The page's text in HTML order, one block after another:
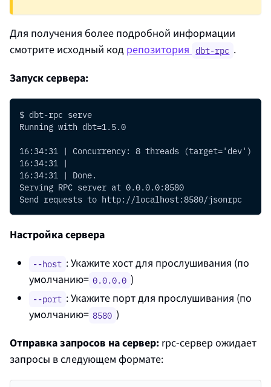
Для получения более подробной информации
смотрите исходный код репозитория dbt-rpc .
Запуск сервера:
$ dbt-rpc serve
Running with dbt=1.5.0
16:34:31 | Concurrency: 8 threads (target='dev')
16:34:31 |
16:34:31 | Done.
Serving RPC server at 0.0.0.0:8580
Send requests to http://localhost:8580/jsonrpc
Настройка сервера
--host : Укажите хост для прослушивания (по
умолчанию= 0.0.0.0 )
--port : Укажите порт для прослушивания (по
умолчанию= 8580 )
Отправка запросов на сервер: rpc-сервер ожидает
запросы в следующем формате: